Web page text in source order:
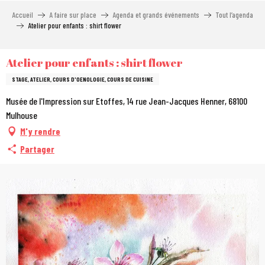
Accueil A faire sur place Agenda et grands événements
Tout l’agenda
Atelier pour enfants : shirt flower
Atelier pour enfants : shirt flower
STAGE, ATELIER, COURS D'OENOLOGIE, COURS DE CUISINE
Musée de l'Impression sur Etoffes, 14 rue Jean-Jacques Henner, 68100
Mulhouse
M'y rendre
Partager